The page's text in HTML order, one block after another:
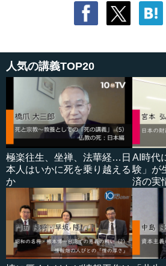
人気の講義TOP20
極楽往生、坐禅、法華経…日
本人はいかに死を乗り越える
か
AI時代
験」が
済の実